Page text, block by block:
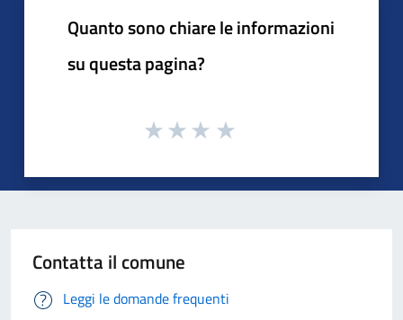
Quanto sono chiare le informazioni
su questa pagina?
Contatta il comune
Leggi le domande frequenti